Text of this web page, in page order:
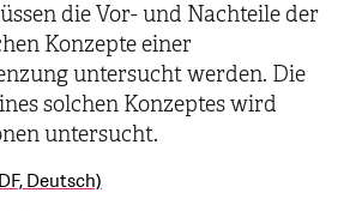
die Vor- und Nachteile der
Konzepte einer
untersucht werden. Die
solchen Konzeptes wird
untersucht.
Deutsch)